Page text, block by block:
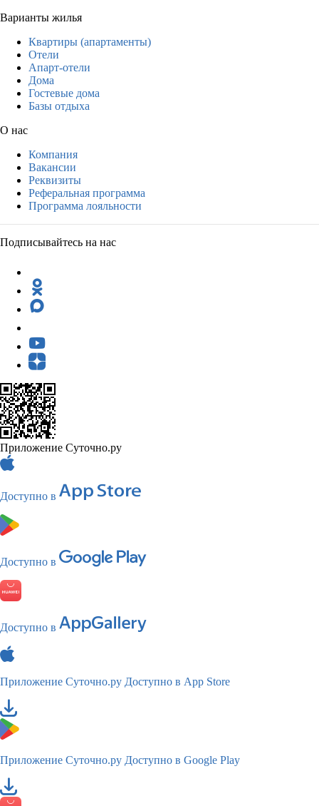
Варианты жилья
Квартиры (апартаменты)
Отели
Апарт-отели
Дома
Гостевые дома
Базы отдыха
О нас
Компания
Вакансии
Реквизиты
Реферальная программа
Программа лояльности
Подписывайтесь на нас
Приложение Суточно.ру
Доступно в
Доступно в
Доступно в
Приложение Суточно.ру Доступно в App Store
Приложение Суточно.ру Доступно в Google Play